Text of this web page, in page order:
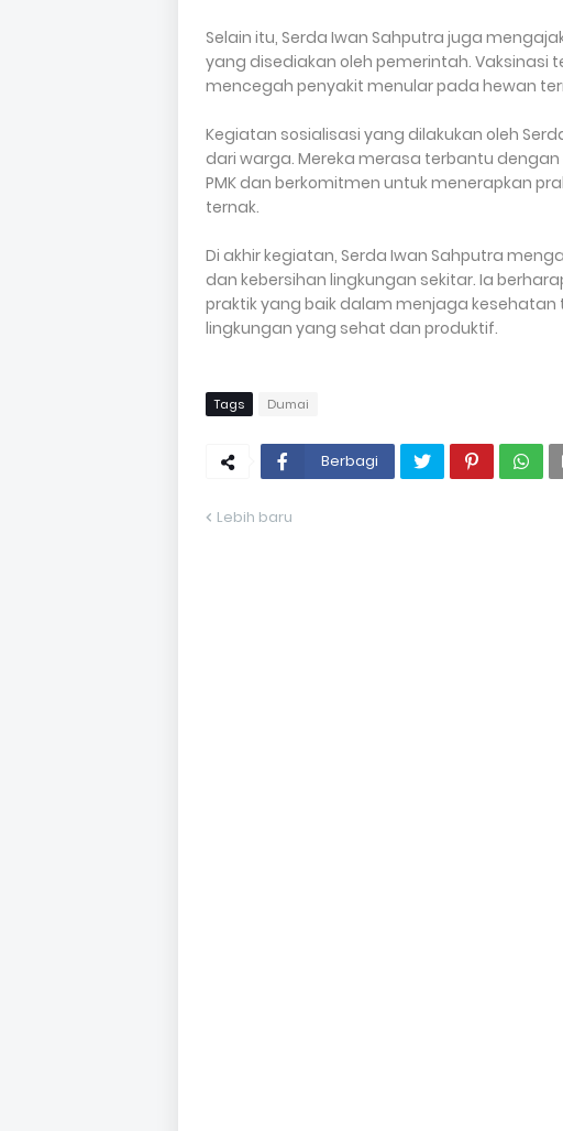
Selain itu, Serda Iwan Sahputra juga
yang disediakan oleh pemerintah. Vaksinasi
mencegah penyakit menular pada hewan
Kegiatan sosialisasi yang dilakukan oleh
dari warga. Mereka merasa terbantu
PMK dan berkomitmen untuk menerapkan
ternak.
Di akhir kegiatan, Serda Iwan Sahputra
dan kebersihan lingkungan sekitar. Ia
praktik yang baik dalam menjaga
lingkungan yang sehat dan produktif.
Tags Dumai
Berbagi
Lebih baru